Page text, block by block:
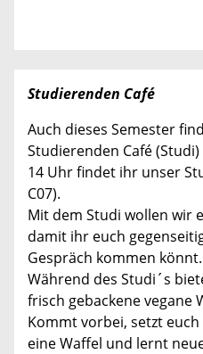
Studierenden Café
Auch dieses Semester
Studierenden Café
14 Uhr findet ihr unser
C07).
Mit dem Studi wollen wir
damit ihr euch
Gespräch kommen könnt.
Während des Studi´s
frisch gebackene vegane
Kommt vorbei, setzt
eine Waffel und lernt